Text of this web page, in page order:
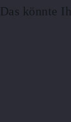
Das könnte